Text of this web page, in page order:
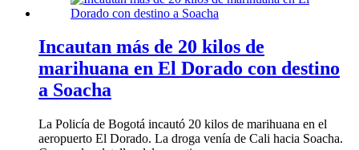
Incautan más de 20 kilos de
marihuana en El Dorado con destino
a Soacha
La Policía de Bogotá incautó 20 kilos de marihuana en el
aeropuerto El Dorado. La droga venía de Cali hacia Soacha.